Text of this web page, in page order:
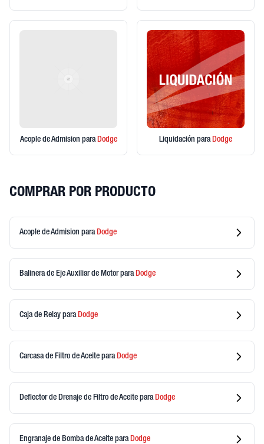
Acople de Admision paraDodge Liquidación paraDodge
COMPRAR POR PRODUCTO
Acople de Admision para Dodge
Balinera de Eje Auxiliar de Motorpara Dodge
Caja de Relay para Dodge
Carcasa de Filtro de Aceite para Dodge
Deflector de Drenaje de Filtro de Aceite para Dodge
Engranaje de Bomba de Aceite para Dodge